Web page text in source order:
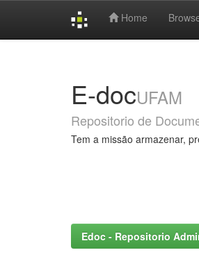
Home
E-docUFAM
Repositorio de
Tem a missão armazenar,
Edoc - Repositorio